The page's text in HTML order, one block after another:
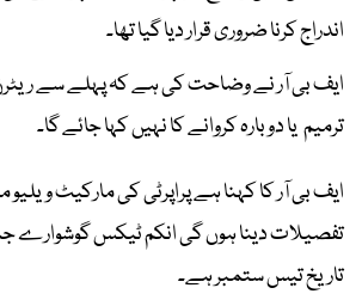
اندراج کرنا ضروری قرار دیا گیا تھا۔
ایف بی آر نے وضاحت کی ہے کہ پہلے سے ریٹرن
ترمیم یا دوبارہ کروانے کا نہیں کہا جائے گا۔
ایف بی آر کا کہنا ہے پراپرٹی کی مارکیٹ
تفصیلات دینا ہوں گی انکم ٹیکس گوشوارے
تاریخ تیس ستمبر ہے۔